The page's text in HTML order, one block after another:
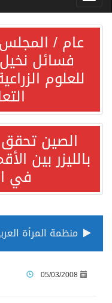
عام /
فسائل نخيل
للعلوم
الصين تحقق
بالليزر بين
في
05/03/2008